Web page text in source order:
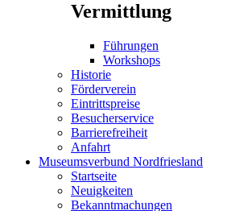
Vermittlung
Führungen
Workshops
Historie
Förderverein
Eintrittspreise
Besucherservice
Barrierefreiheit
Anfahrt
Museumsverbund Nordfriesland
Startseite
Neuigkeiten
Bekanntmachungen